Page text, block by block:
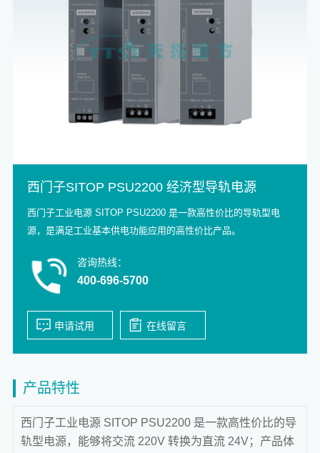
西门子SITOP PSU2200 经济型导轨电源
西门子工业电源 SITOP PSU2200 是一款高性价比的导轨型电
源，是满足工业基本供电功能应用的高性价比产品。
咨询热线：
400-696-5700
产品特性
西门子工业电源 SITOP PSU2200 是一款高性价比的导
轨型电源，能够将交流 220V 转换为直流 24V；产品体